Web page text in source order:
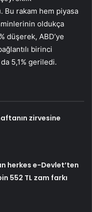
Bu rakam hem piyasa
oldukça
düşerek, ABD’ye
birinci
5,1% geriledi.
zirvesine
herkes e-Devlet’ten
552 TL zam farkı